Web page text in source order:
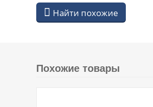
Найти похожие
Похожие товары